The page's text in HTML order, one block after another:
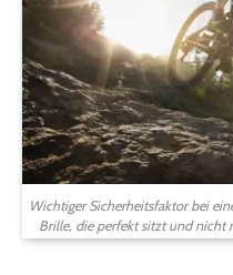
Wichtiger Sicherheitsfaktor bei
Brille, die perfekt sitzt und nicht